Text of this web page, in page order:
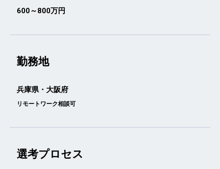
600～800万円
勤務地
兵庫県・大阪府
リモートワーク相談可
選考プロセス